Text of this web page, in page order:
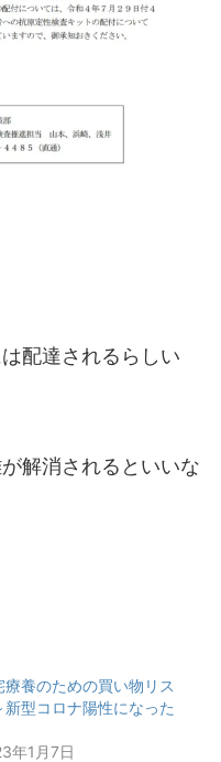
配達されるらしい
解消されるといいな
療養のための買い物リス
新型コロナ陽性になった
年1月7日